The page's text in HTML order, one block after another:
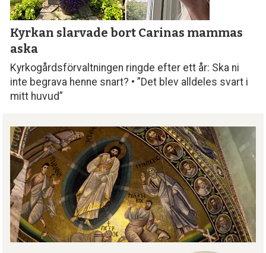
Kyrkan slarvade bort Carinas mammas
aska
Kyrkogårdsförvaltningen ringde efter ett år: Ska ni
inte begrava henne snart? • ”Det blev alldeles svart i
mitt huvud”